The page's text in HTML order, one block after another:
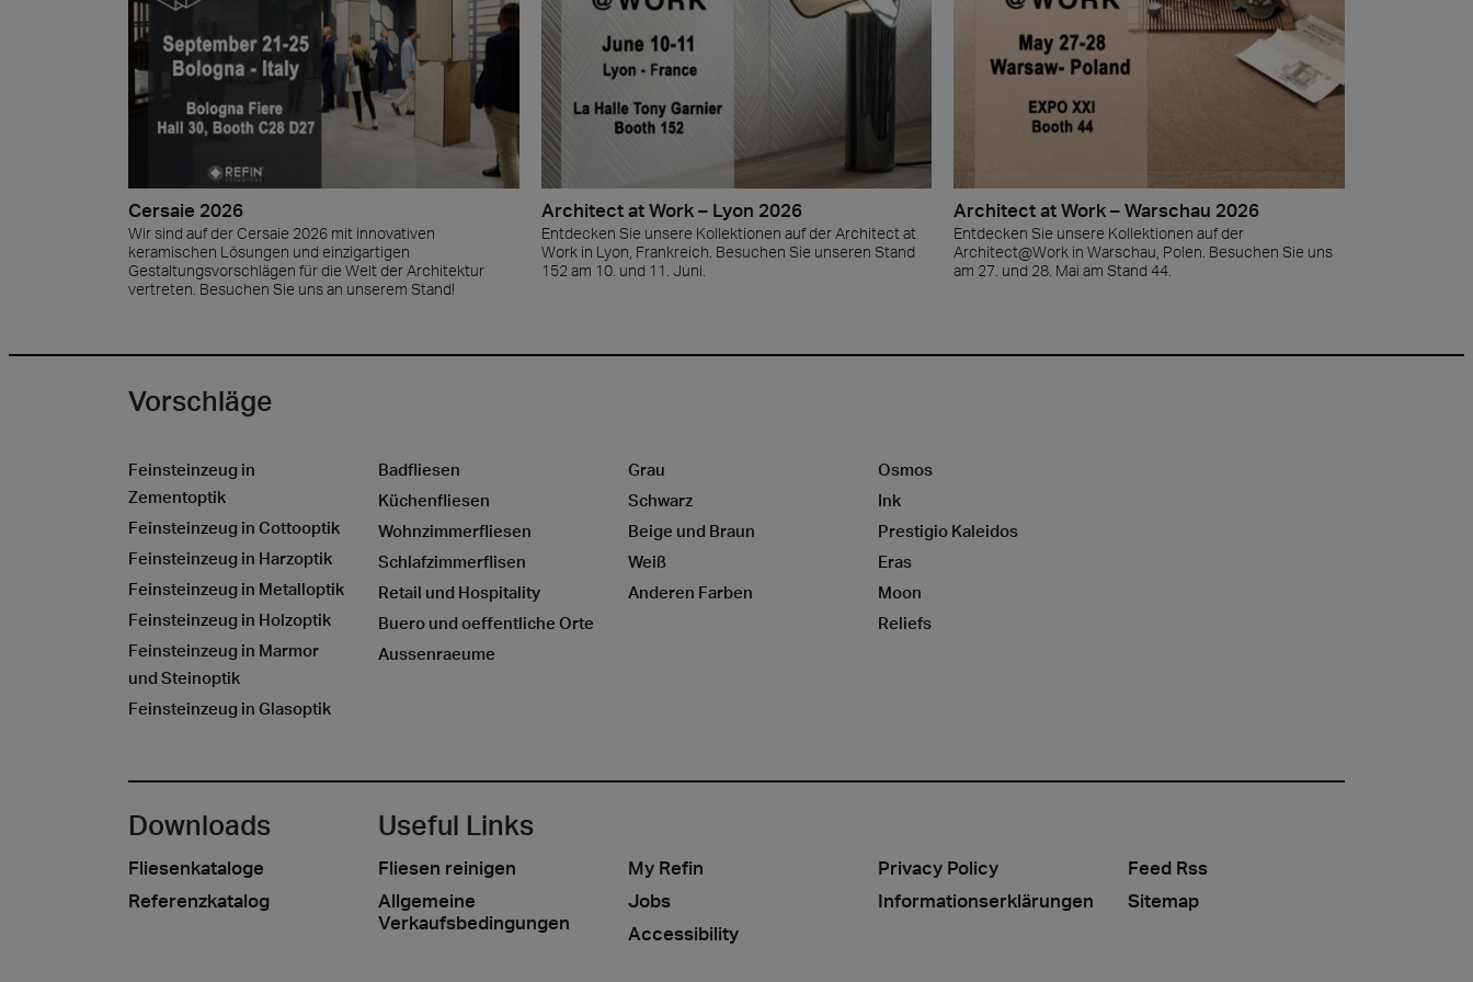
Cersaie 2026
Wir sind auf der Cersaie 2026 mit innovativen
keramischen Lösungen und einzigartigen
Gestaltungsvorschlägen für die Welt der Architektur
vertreten. Besuchen Sie uns an unserem Stand!
Architect at Work – Lyon 2026
Entdecken Sie unsere Kollektionen auf der Architect at
Work in Lyon, Frankreich. Besuchen Sie unseren Stand
152 am 10. und 11. Juni.
Architect at Work – Warschau 2026
Entdecken Sie unsere Kollektionen auf der
Architect@Work in Warschau, Polen. Besuchen Sie uns
am 27. und 28. Mai am Stand 44.
Vorschläge
Feinsteinzeug in
Zementoptik
Feinsteinzeug in Cottooptik
Feinsteinzeug in Harzoptik
Feinsteinzeug in Metalloptik
Feinsteinzeug in Holzoptik
Feinsteinzeug in Marmor
und Steinoptik
Feinsteinzeug in Glasoptik
Badfliesen
Küchenfliesen
Wohnzimmerfliesen
Schlafzimmerflisen
Retail und Hospitality
Buero und oeffentliche Orte
Aussenraeume
Grau
Schwarz
Beige und Braun
Weiß
Anderen Farben
Osmos
Ink
Prestigio Kaleidos
Eras
Moon
Reliefs
Downloads
Fliesenkataloge
Referenzkatalog
Useful Links
Fliesen reinigen
Allgemeine
Verkaufsbedingungen
My Refin
Jobs
Accessibility
Privacy Policy
Informationserklärungen
Feed Rss
Sitemap